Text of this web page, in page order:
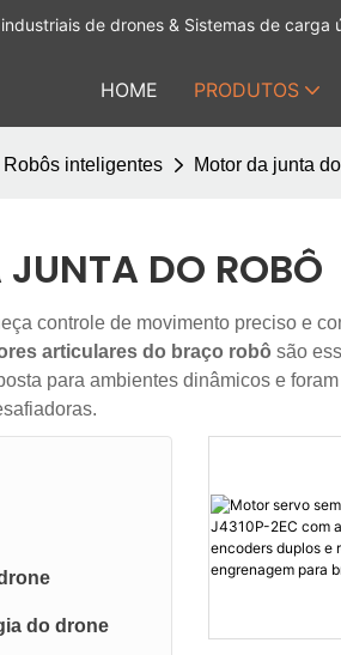
de drones & Sistemas de carga
HOME PRODUTOS
Robôs inteligentes Motor da junta
DO ROBÔ
controle de movimento preciso e
articulares do braço robô são
para ambientes dinâmicos e
do drone